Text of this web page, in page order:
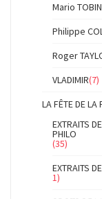
Mario
Philippe
Roger
VLADIMIR(7)
LA FÊTE DE LA
EXTRAITS
PHILO
(35)
EXTRAITS
1)